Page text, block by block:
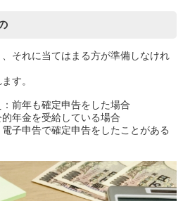
それに当てはまる方が準備しなけれ
す。
前年も確定申告をした場合
年金を受給している場合
子申告で確定申告をしたことがある